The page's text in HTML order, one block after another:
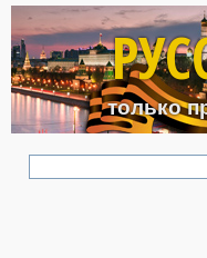
только